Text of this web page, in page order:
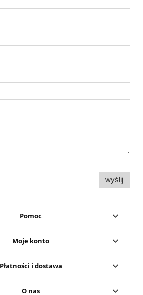
wyślij
Pomoc
Moje konto
Płatności i dostawa
O nas